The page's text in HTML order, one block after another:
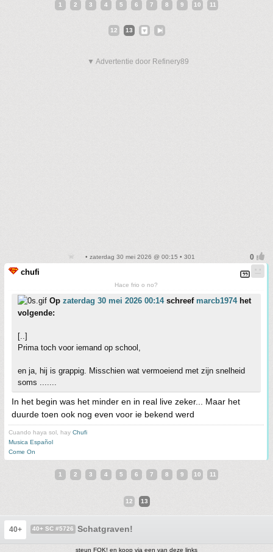
1 2 3 4 5 6 7 8 9 10 11
12 13
▼ Advertentie door Refinery89
• zaterdag 30 mei 2026 @ 00:15 • 301
chufi
Hace frio o no?
Op zaterdag 30 mei 2026 00:14schreef marcb1974het
volgende:
[..]
Prima toch voor iemand op school,
en ja, hij is grappig. Misschien wat vermoeiend met zijn snelheid
soms .......
In het begin was het minder en in real live zeker... Maar het
duurde toen ook nog even voor ie bekend werd
Cuando haya sol, hay Chufi
Musica Español
Come On
1 2 3 4 5 6 7 8 9 10 11
12 13
40+ 40+ SC #5726 Schatgraven!
steun FOK! en koop via een van deze links